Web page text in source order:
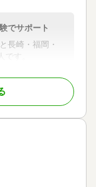
となります
でサポート
長崎・福岡・
す。
や紛争は避け
いるご遺族は
依頼件数を受
【争族】でな
サポートさせ
賀・福岡・長